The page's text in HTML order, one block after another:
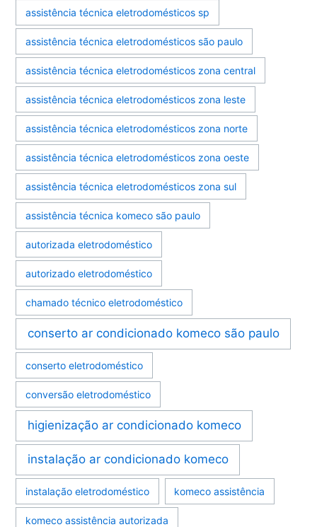
assistência técnica eletrodomésticos sp
assistência técnica eletrodomésticos são paulo
assistência técnica eletrodomésticos zona central
assistência técnica eletrodomésticos zona leste
assistência técnica eletrodomésticos zona norte
assistência técnica eletrodomésticos zona oeste
assistência técnica eletrodomésticos zona sul
assistência técnica komeco são paulo
autorizada eletrodoméstico
autorizado eletrodoméstico
chamado técnico eletrodoméstico
conserto ar condicionado komeco são paulo
conserto eletrodoméstico
conversão eletrodoméstico
higienização ar condicionado komeco
instalação ar condicionado komeco
instalação eletrodoméstico komeco assistência
komeco assistência autorizada